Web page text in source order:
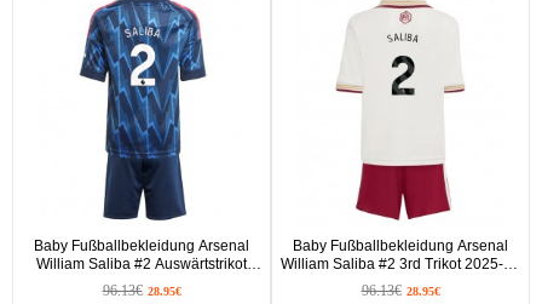
Baby Fußballbekleidung Arsenal
William Saliba #2 Auswärtstrikot
2025-26 Kurzarm (+ kurze hosen)
96.13€ 28.95€
Baby Fußballbekleidung Arsenal
William Saliba #2 3rd Trikot 2025-26
Kurzarm (+ kurze hosen)
96.13€ 28.95€